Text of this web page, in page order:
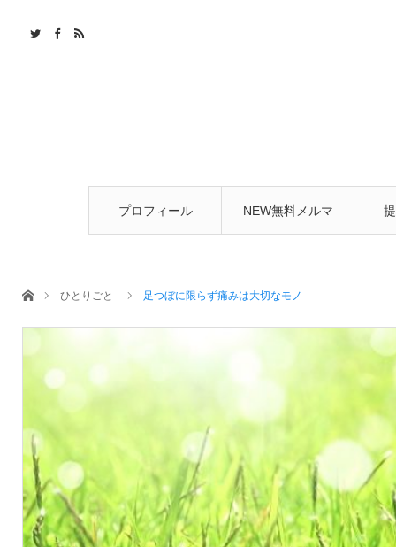
プロフィール NEW無料メルマ
ホームひとりごと 足つぼに限らず痛みは大切なモノ